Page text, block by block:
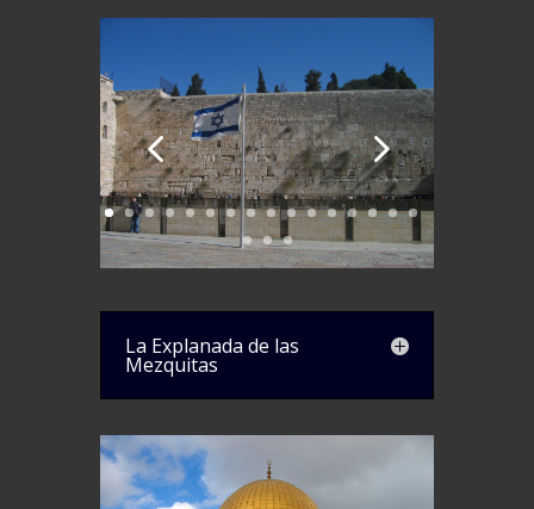
La Explanada de las
Mezquitas